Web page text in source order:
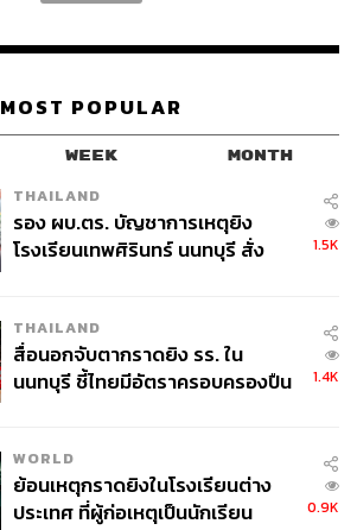
MOST POPULAR
WEEK MONTH
THAILAND
รอง ผบ.ตร. บัญชาการเหตุยิง
โรงเรียนเทพศิรินทร์ นนทบุรี สั่ง
1.5K
THAILAND
สื่อนอกจับตากราดยิง รร. ใน
นนทบุรี ชี้ไทยมีอัตราครอบครองปืน
1.4K
WORLD
ย้อนเหตุกราดยิงในโรงเรียนต่าง
ประเทศ ที่ผู้ก่อเหตุเป็นนักเรียน
0.9K